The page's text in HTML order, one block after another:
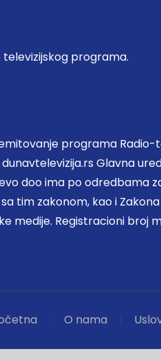
programa.
emitovanje programa Radio-
Glavna
doo ima po odredbama
tim zakonom, kao i
medije. Registracioni broj
O nama